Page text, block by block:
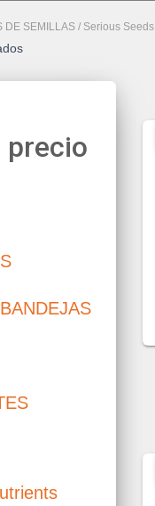
DE SEMILLAS / Serious Seeds
precio